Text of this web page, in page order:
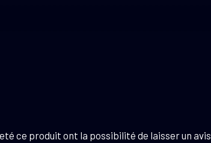
ce produit ont la possibilité de laisser un avis.